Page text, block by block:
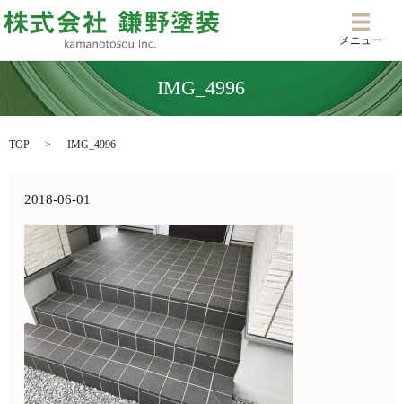
メニ
メニュー
IMG_4996
TOP IMG_4996
2018-06-01